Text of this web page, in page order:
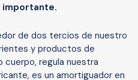
importante.
de dos tercios de nuestro
y productos de
regula nuestra
es un amortiguador en